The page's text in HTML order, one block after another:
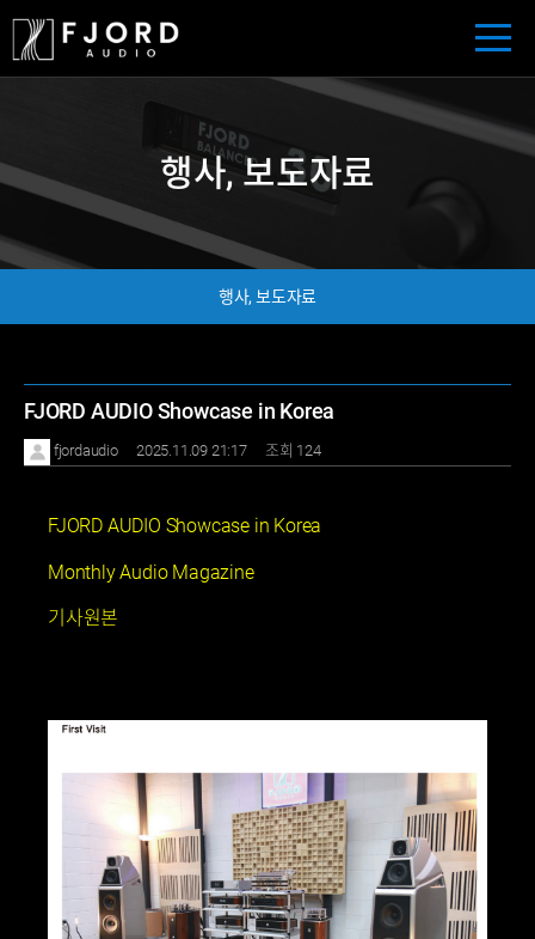
행사, 보도자료
행사, 보도자료
FJORD AUDIO Showcase in Korea
fjordaudio 2025.11.09 21:17 조회 124
FJORD AUDIO Showcase in Korea
Monthly Audio Magazine
기사원본